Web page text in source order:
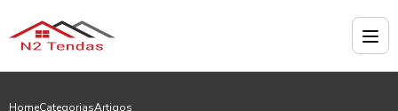
HomeCategoriasArtigos